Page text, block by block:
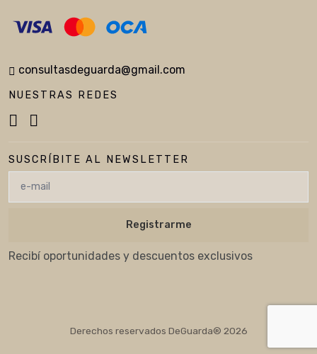
consultasdeguarda@gmail.com
NUESTRAS REDES
SUSCRÍBITE AL NEWSLETTER
Registrarme
Recibí oportunidades y descuentos exclusivos
Derechos reservados DeGuarda® 2026